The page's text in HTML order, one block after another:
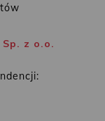
Sp. z o.o.